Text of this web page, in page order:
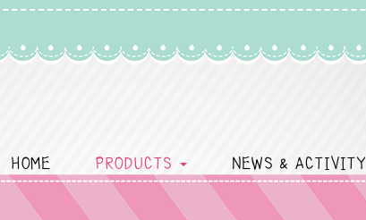
HOME
PRODUCTS NEWS & ACTIVITY